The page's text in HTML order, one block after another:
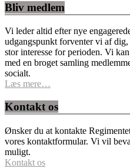
Bliv medlem
Vi leder altid efter nye
udgangspunkt forventer vi af
stor interesse for perioden. Vi
med en broget samling
socialt.
Læs mere…
Kontakt os
Ønsker du at kontakte
vores kontaktformular. Vi vil
muligt.
Kontakt os